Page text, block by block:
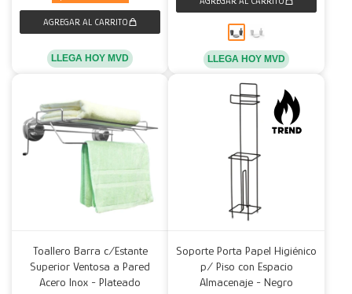
LLEGA HOY MVD LLEGA HOY MVD
Toallero Barra c/Estante
Superior Ventosa a Pared
Acero Inox - Plateado
Soporte Porta Papel Higiénico
p/ Piso con Espacio
Almacenaje - Negro